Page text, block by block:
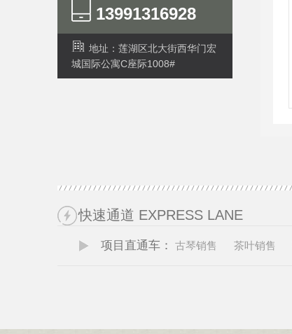
13991316928
地址：莲湖区北大街西华门宏
城国际公寓C座际1008#
快速通道 EXPRESS LANE
项目直通车： 古琴销售 茶叶销售